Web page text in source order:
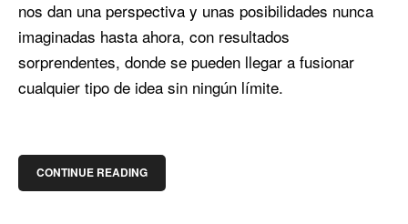
nos dan una perspectiva y unas posibilidades nunca
imaginadas hasta ahora, con resultados
sorprendentes, donde se pueden llegar a fusionar
cualquier tipo de idea sin ningún límite.
CONTINUE READING